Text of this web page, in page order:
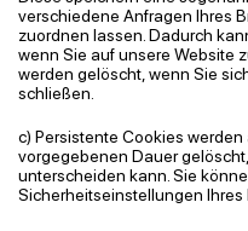
verschiedene Anfragen Ihres
zuordnen lassen. Dadurch
wenn Sie auf unsere Website
werden gelöscht, wenn Sie
schließen.
c) Persistente Cookies
vorgegebenen Dauer
unterscheiden kann. Sie
Sicherheitseinstellungen Ihres